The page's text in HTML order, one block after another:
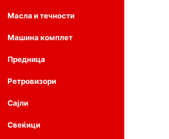
Масла и течности
Машина комплет
Предница
Ретровизори
Сајли
Свеќици